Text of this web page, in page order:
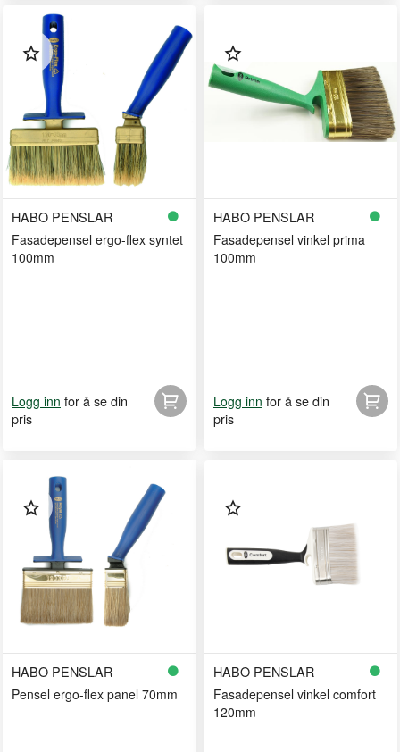
HABO PENSLAR
Fasadepensel ergo-flex syntet
100mm
Logg inn for å se din
pris
HABO PENSLAR
Fasadepensel vinkel prima
100mm
Logg inn for å se din
pris
HABO PENSLAR
Pensel ergo-flex panel 70mm
HABO PENSLAR
Fasadepensel vinkel comfort
120mm